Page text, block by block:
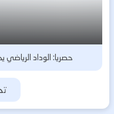
حصريا: الوداد